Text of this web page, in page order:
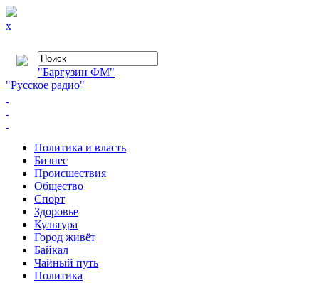
x
"Баргузин ФМ"
"Русское радио"
Политика и власть
Бизнес
Происшествия
Общество
Cпорт
Здоровье
Культура
Город живёт
Байкал
Чайный путь
Политика